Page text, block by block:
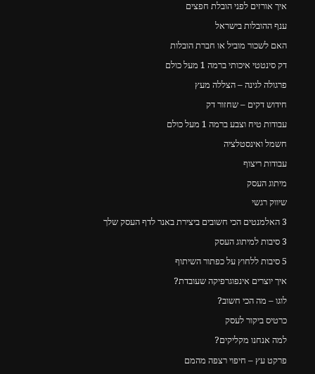
איך אורזים לפני הובלת חפצים
ענף ההובלות בישראל
האם לשכור מוביל או חברת הובלות
דק סינטטי איכותי ברמה 1 מעל כולם
פרגולה לגינה – הצללה מעץ
חידוש דקים – שחזור דק
עבודות טיח וצבע ברמה 1 מעל כולם
חשמל ואינסטלציה
עבודות ריצוף
מיתוג העסק
שיווק רגשי
3 האלמנטים הכי חשובים ביצירת באנר לדף העסק שלך
3 סיבות למיתוג העסק
5 סיבות ללחוץ על כפתור השיתוף
איך יוצרים אינפוגרפיקה שעובדת?
לוגו – מה הכי חשוב?
כרטיס ביקור לעסק
למה אנחנו מקליקים?
פרקט עץ – חיפוי רצפה מהמם